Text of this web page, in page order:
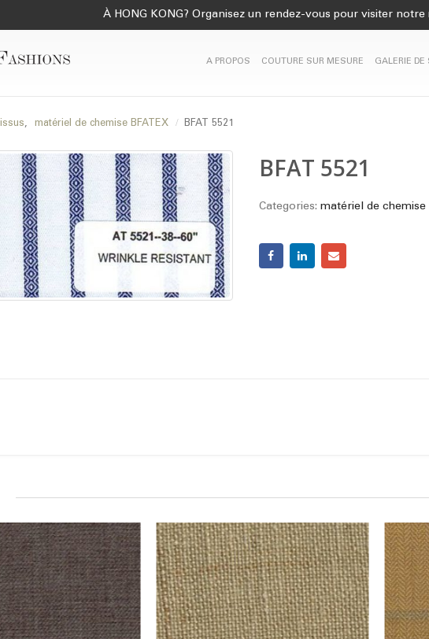
À HONG KONG? Organisez un rendez-vous pour visiter notre
A PROPOS COUTURE SUR MESURE GALERIE DE
, matériel de chemise BFATEX BFAT 5521
BFAT 5521
Categories: matériel de chemise